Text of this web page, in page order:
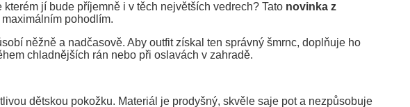
jí bude příjemně i v těch největších vedrech? Tato novinka z
pohodlím.
něžně a nadčasově. Aby outfit získal ten správný šmrnc, doplňuje ho
chladnějších rán nebo při oslavách v zahradě.
dětskou pokožku. Materiál je prodyšný, skvěle saje pot a nezpůsobuje